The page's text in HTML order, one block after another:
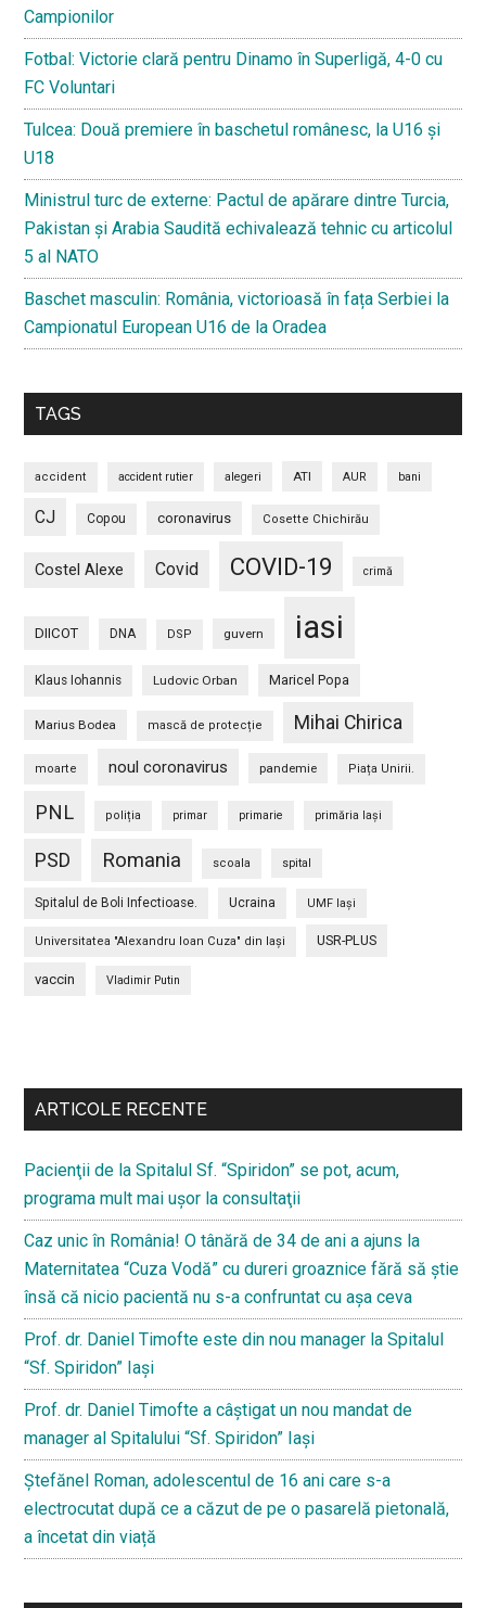
Campionilor
Fotbal: Victorie clară pentru Dinamo în Superligă, 4-0 cu
FC Voluntari
Tulcea: Două premiere în baschetul românesc, la U16 și
U18
Ministrul turc de externe: Pactul de apărare dintre Turcia,
Pakistan și Arabia Saudită echivalează tehnic cu articolul
5 al NATO
Baschet masculin: România, victorioasă în fața Serbiei la
Campionatul European U16 de la Oradea
TAGS
accident accident rutier alegeri ATI AUR bani
CJ Copou coronavirus Cosette Chichirău
Costel Alexe Covid COVID-19 crimă
DIICOT DNA DSP guvern iasi
Klaus Iohannis Ludovic Orban Maricel Popa
Marius Bodea mască de protecție Mihai Chirica
moarte noul coronavirus pandemie Piața Unirii.
PNL poliția primar primarie primăria Iași
PSD Romania scoala spital
Spitalul de Boli Infectioase. Ucraina UMF Iași
Universitatea "Alexandru Ioan Cuza" din Iaşi USR-PLUS
vaccin Vladimir Putin
secundara
ARTICOLE RECENTE
Pacienţii de la Spitalul Sf. “Spiridon” se pot, acum,
programa mult mai uşor la consultaţii
Caz unic în România! O tânără de 34 de ani a ajuns la
Maternitatea “Cuza Vodă” cu dureri groaznice fără să ştie
însă că nicio pacientă nu s-a confruntat cu așa ceva
Prof. dr. Daniel Timofte este din nou manager la Spitalul
“Sf. Spiridon” Iaşi
Prof. dr. Daniel Timofte a câștigat un nou mandat de
manager al Spitalului “Sf. Spiridon” Iași
Ştefănel Roman, adolescentul de 16 ani care s-a
electrocutat după ce a căzut de pe o pasarelă pietonală,
a încetat din viață